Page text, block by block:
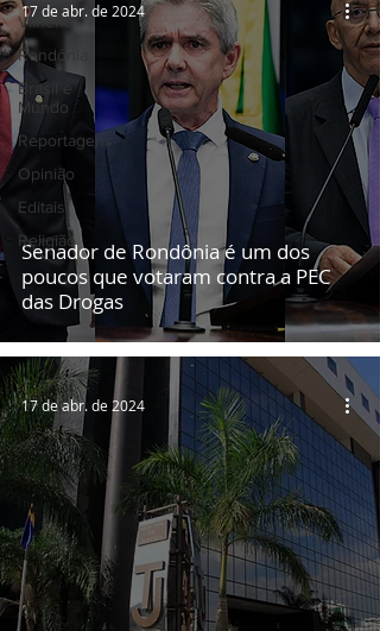
Vilhena
Rondônia
Brasil e
Mundo
Reportagens
Opinião
Editais
Religião
Senador de Rondônia é um dos
poucos que votaram contra a PEC
das Drogas
17 de abr. de 2024
17 de abr. de 2024